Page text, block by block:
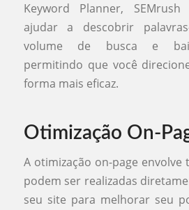
Keyword Planner,
ajudar a descobrir
volume de busca e
permitindo que você
forma mais eficaz.
Otimização On-
A otimização on-page envolve
podem ser realizadas
seu site para melhorar seu